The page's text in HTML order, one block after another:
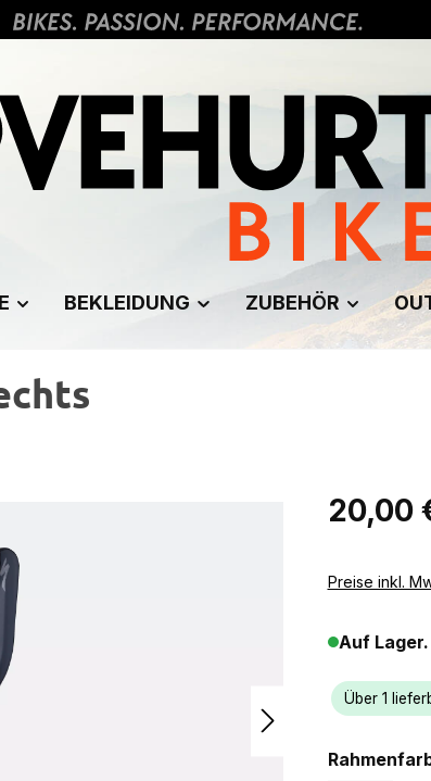
BEKLEIDUNG ZUBEHÖR
Regulärer
20,00
Preise inkl.
Auf Lager.
Über 1